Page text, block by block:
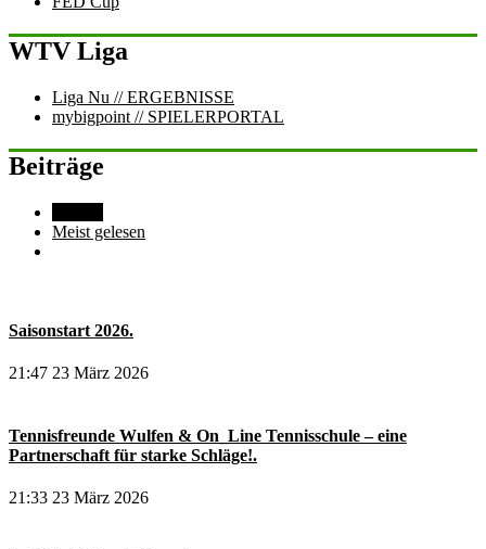
WTV Liga
Liga Nu // ERGEBNISSE
mybigpoint // SPIELERPORTAL
Beiträge
Meist gelesen
Saisonstart 2026.
21:47 23 März 2026
Tennisfreunde Wulfen & On_Line Tennisschule – eine
Partnerschaft für starke Schläge!.
21:33 23 März 2026